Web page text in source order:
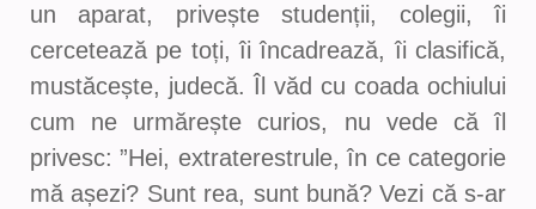
un aparat, privește studenții, colegii, îi
cercetează pe toți, îi încadrează, îi clasifică,
mustăcește, judecă. Îl văd cu coada ochiului
cum ne urmărește curios, nu vede că îl
privesc: ”Hei, extraterestrule, în ce categorie
mă așezi? Sunt rea, sunt bună? Vezi că s-ar